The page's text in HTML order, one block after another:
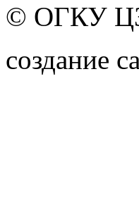
© ОГКУ
создание